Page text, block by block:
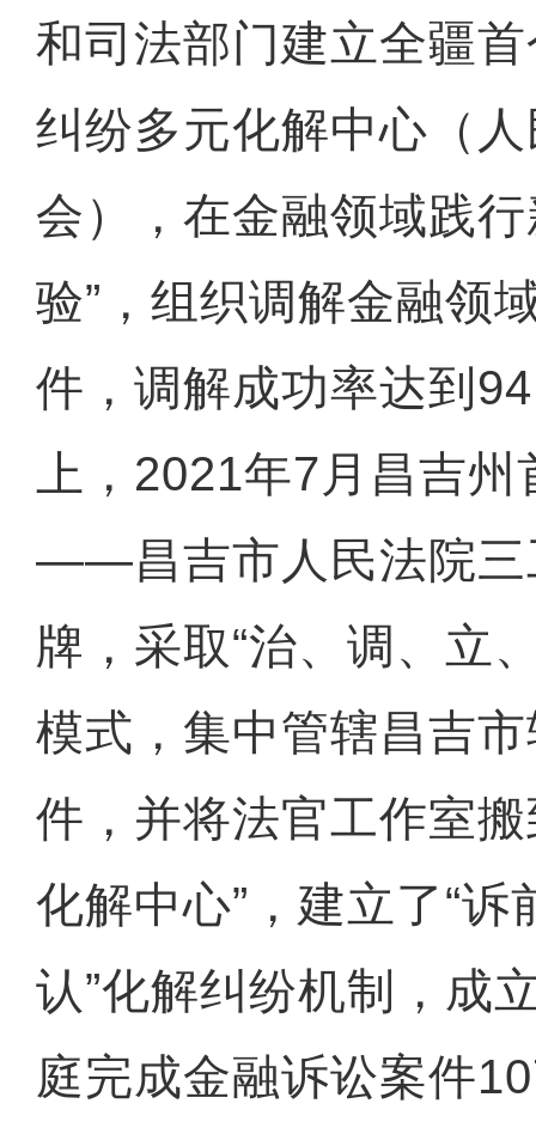
和司法部门建立全疆首
纠纷多元化解中心（
会），在金融领域践
验”，组织调解金融领
件，调解成功率达到
上，2021年7月昌吉
——昌吉市人民法院三
牌，采取“治、调、立
模式，集中管辖昌吉
件，并将法官工作室
化解中心”，建立了“
认”化解纠纷机制，成
庭完成金融诉讼案件